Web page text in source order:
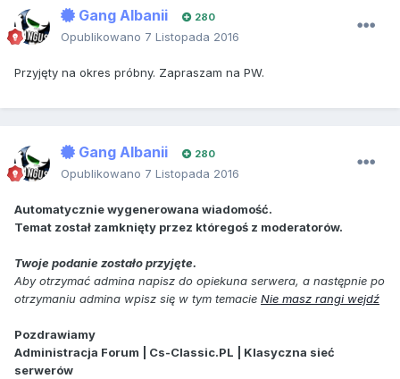
Gang Albanii 280
Opublikowano 7 Listopada 2016
Przyjęty na okres próbny. Zapraszam na PW.
Gang Albanii 280
Opublikowano 7 Listopada 2016
Automatycznie wygenerowana wiadomość.
Temat został zamknięty przez któregoś z moderatorów.
Twoje podanie zostało przyjęte.
Aby otrzymać admina napisz do opiekuna serwera, a następnie po
otrzymaniu admina wpisz się w tym temacie Nie masz rangi wejdź
Pozdrawiamy
Administracja Forum | Cs-Classic.PL | Klasyczna sieć
serwerów